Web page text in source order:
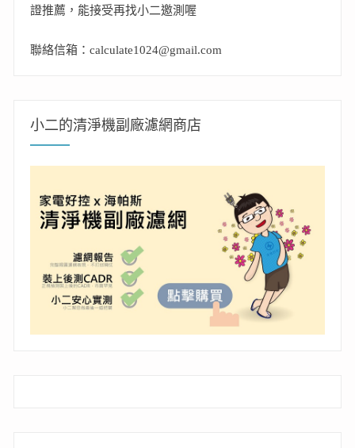
證推薦，能接受再找小二邀測喔
聯絡信箱：calculate1024@gmail.com
小二的清淨機副廠濾網商店